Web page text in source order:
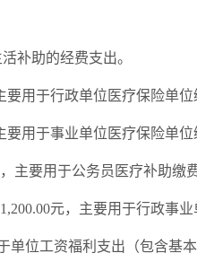
补助的经费支出。
用于行政单位医疗保险单位
用于事业单位医疗保险单位
主要用于公务员医疗补助缴
元，主要用于行政事
单位工资福利支出（包含基